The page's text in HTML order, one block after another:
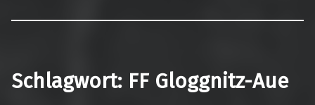
Schlagwort: FF Gloggnitz-Aue